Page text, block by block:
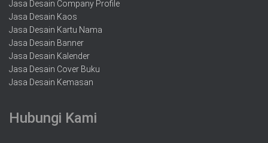
Jasa Desain Company Profile
Jasa Desain Kaos
Jasa Desain Kartu Nama
Jasa Desain Banner
Jasa Desain Kalender
Jasa Desain Cover Buku
Jasa Desain Kemasan
Hubungi Kami